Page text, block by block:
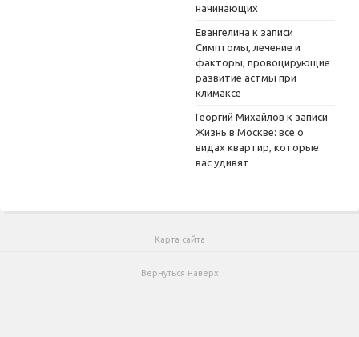
начинающих
Евангелина к записи
Симптомы, лечение и
факторы, провоцирующие
развитие астмы при
климаксе
Георгий Михайлов к записи
Жизнь в Москве: все о
видах квартир, которые
вас удивят
Карта сайта
Вернуться наверх